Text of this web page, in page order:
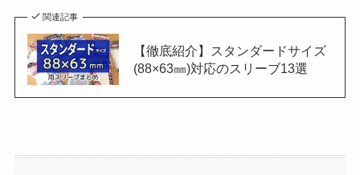
関連記事
【徹底紹介】スタンダードサイズ
(88×63㎜)対応のスリーブ13選